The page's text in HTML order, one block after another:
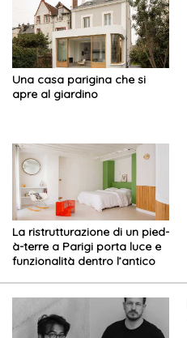
Una casa parigina che si
apre al giardino
La ristrutturazione di un pied-
à-terre a Parigi porta luce e
funzionalità dentro l’antico